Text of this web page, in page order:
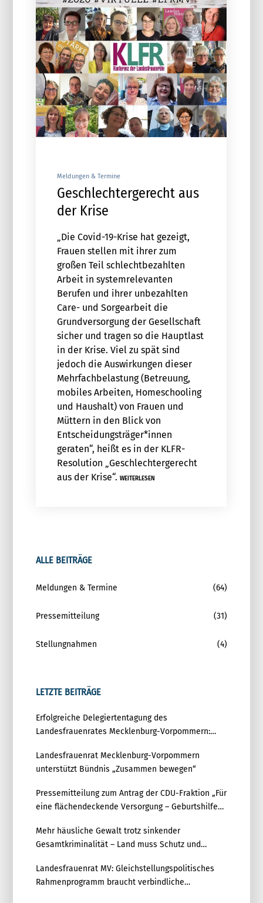
Meldungen & Termine
Geschlechtergerecht aus
der Krise
„Die Covid-19-Krise hat gezeigt,
Frauen stellen mit ihrer zum
großen Teil schlechtbezahlten
Arbeit in systemrelevanten
Berufen und ihrer unbezahlten
Care- und Sorgearbeit die
Grundversorgung der Gesellschaft
sicher und tragen so die Hauptlast
in der Krise. Viel zu spät sind
jedoch die Auswirkungen dieser
Mehrfachbelastung (Betreuung,
mobiles Arbeiten, Homeschooling
und Haushalt) von Frauen und
Müttern in den Blick von
Entscheidungsträger*innen
geraten“, heißt es in der KLFR-
Resolution „Geschlechtergerecht
aus der Krise“. WEITERLESEN
ALLE BEITRÄGE
Meldungen & Termine (64)
Pressemitteilung (31)
Stellungnahmen (4)
LETZTE BEITRÄGE
Erfolgreiche Delegiertentagung des
Landesfrauenrates Mecklenburg-Vorpommern:
Landesfrauenrat Mecklenburg-Vorpommern
unterstützt Bündnis „Zusammen bewegen“
Pressemitteilung zum Antrag der CDU-Fraktion „Für
eine flächendeckende Versorgung – Geburtshilfe
Mehr häusliche Gewalt trotz sinkender
Gesamtkriminalität – Land muss Schutz und
Landesfrauenrat MV: Gleichstellungspolitisches
Rahmenprogramm braucht verbindliche